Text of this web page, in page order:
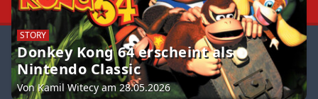
STORY
Donkey Kong 64 erscheint als
Nintendo Classic
Von Kamil Witecy am 28.05.2026